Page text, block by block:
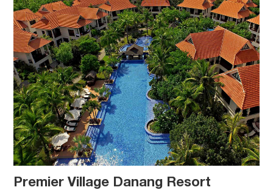
Premier Village Danang Resort